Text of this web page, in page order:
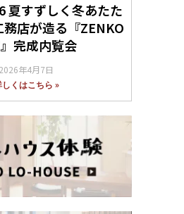
夏すずしく冬あたた
店が造る『ZENKO
完成内覧会
2026年4月7日
しくはこちら »